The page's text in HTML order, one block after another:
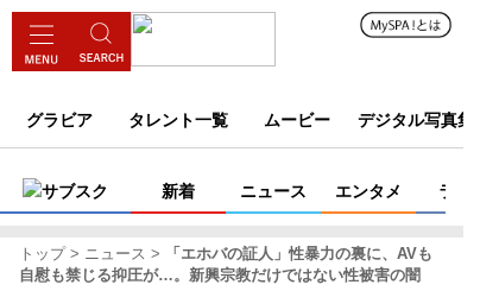
グラビア タレント一覧 ムービー デジタル写真集
サブスク 新着 ニュース エンタメ ライフ
トップ ニュース
「エホバの証人」性暴力の裏に、AVも
自慰も禁じる抑圧が…。新興宗教だけではない性被害の闇